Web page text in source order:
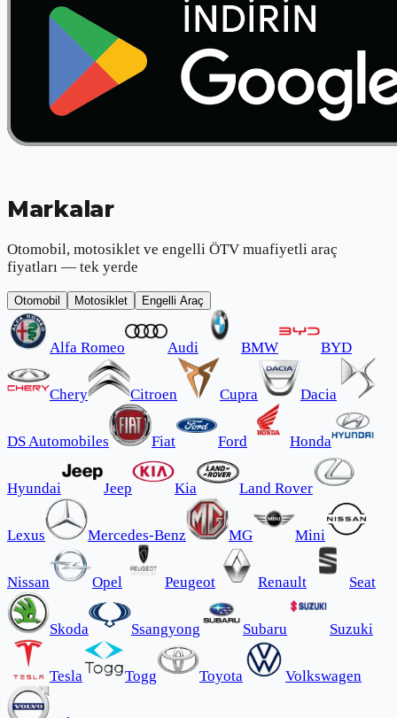
Markalar
Otomobil, motosiklet ve engelli ÖTV muafiyetli araç
fiyatları — tek yerde
Otomobil Motosiklet Engelli Araç
Alfa Romeo Audi BMW BYD
Chery Citroen Cupra Dacia
DS Automobiles Fiat Ford Honda
Hyundai Jeep Kia Land Rover
Lexus Mercedes-Benz MG Mini
Nissan Opel Peugeot Renault Seat
Skoda Ssangyong Subaru Suzuki
Tesla Togg Toyota Volkswagen